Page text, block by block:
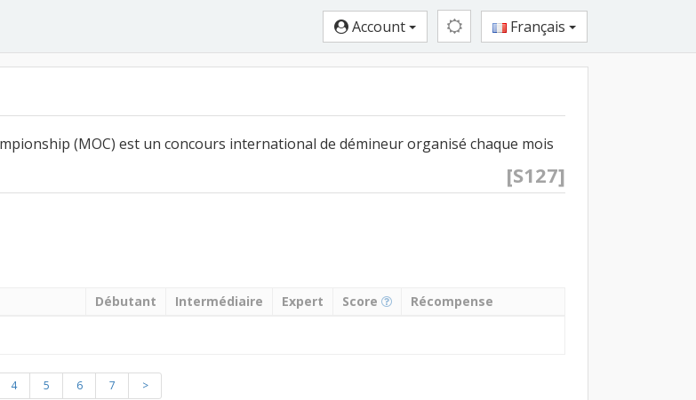
Account Français
(MOC) est un concours international de démineur organisé chaque mois
[S127]
Débutant Intermédiaire Expert Score Récompense
4 5 6 7 >